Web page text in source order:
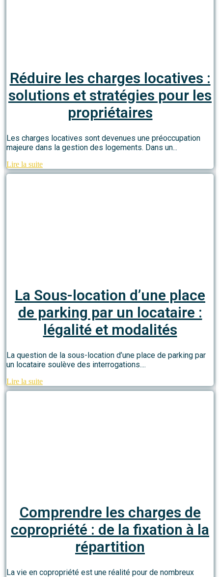
Réduire les charges locatives :
solutions et stratégies pour les
propriétaires
Les charges locatives sont devenues une préoccupation
majeure dans la gestion des logements. Dans un...
Lire la suite
La Sous-location d’une place
de parking par un locataire :
légalité et modalités
La question de la sous-location d’une place de parking par
un locataire soulève des interrogations....
Lire la suite
Comprendre les charges de
copropriété : de la fixation à la
répartition
La vie en copropriété est une réalité pour de nombreux